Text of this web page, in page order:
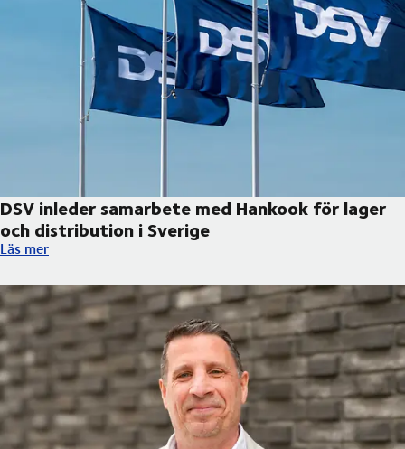
DSV inleder samarbete med Hankook för lager
och distribution i Sverige
DSV inleder samarbete med Hankook för lager och distribution
Läs mer